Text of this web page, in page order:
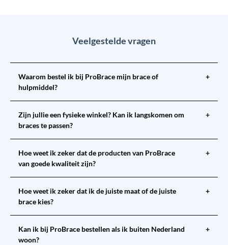
Veelgestelde vragen
Waarom bestel ik bij ProBrace mijn brace of
hulpmiddel?
+
Zijn jullie een fysieke winkel? Kan ik langskomen om
braces te passen?
+
Hoe weet ik zeker dat de producten van ProBrace
van goede kwaliteit zijn?
+
Hoe weet ik zeker dat ik de juiste maat of de juiste
brace kies?
+
Kan ik bij ProBrace bestellen als ik buiten Nederland
woon?
+